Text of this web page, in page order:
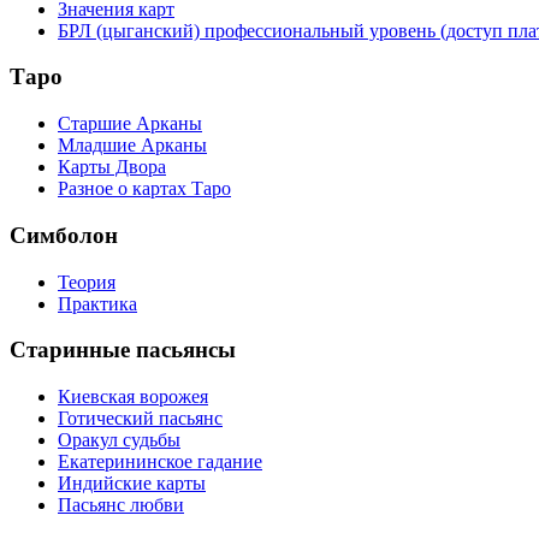
Значения карт
БРЛ (цыганский) профессиональный уровень (доступ
Таро
Старшие Арканы
Младшие Арканы
Карты Двора
Разное о картах Таро
Симболон
Теория
Практика
Старинные пасьянсы
Киевская ворожея
Готический пасьянс
Оракул судьбы
Екатерининское гадание
Индийские карты
Пасьянс любви